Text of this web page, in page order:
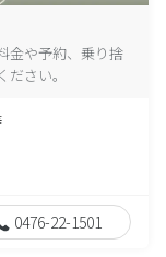
金や予約、乗り捨
さい。
0476-22-1501